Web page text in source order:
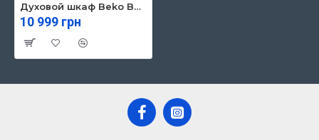
Духовой шкаф Beko BBIE13100XC
10 999 грн